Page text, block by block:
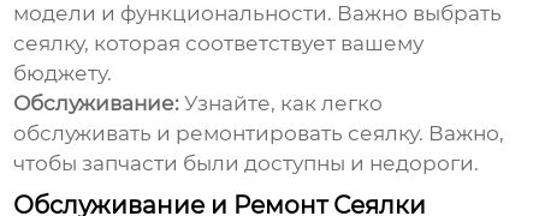
модели и функциональности. Важно выбрать
сеялку, которая соответствует вашему
бюджету.
Обслуживание: Узнайте, как легко
обслуживать и ремонтировать сеялку. Важно,
чтобы запчасти были доступны и недороги.
Обслуживание и Ремонт Сеялки